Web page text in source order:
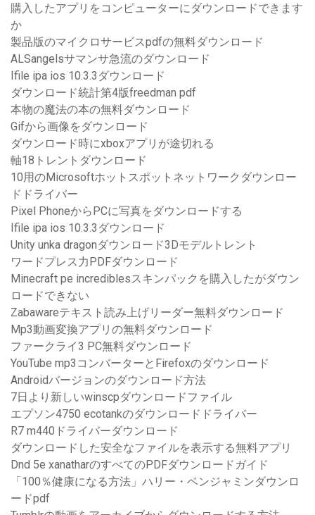
購入したアプリをコンピューターにダウンロードできます
か
製品版のマイクロサービスpdfの無料ダウンロード
ALSangelsサマンサ急流のダウンロード
Ifile ipa ios 10.3.3ダウンロード
ダウンロード統計第4版freedman pdf
本物の魔法の本の無料ダウンロード
Gifから画像をダウンロード
ダウンロード時にxboxアプリが途切れる
軸18トレントダウンロード
10用のMicrosoftホットスポットネットワークダウンロー
ドドライバー
Pixel PhoneからPCに写真をダウンロードする
Ifile ipa ios 10.3.3ダウンロード
Unity unka dragonダウンロード3Dモデルトレント
ワードプレス力PDFダウンロード
Minecraft pe incrediblesスキンパックを購入したがダウン
ロードできない
Zabawareテキスト読み上げリーダー無料ダウンロード
Mp3動画変換アプリの無料ダウンロード
ファークライ3 PC無料ダウンロード
YouTube mp3コンバーターとFirefoxのダウンロード
Androidバージョンのダウンロード方法
7日より新しいwinscpダウンロードファイル
エプソン4750 ecotankのダウンロードドライバー
R7 m440ドライバーダウンロード
ダウンロードした安全なファイルを表示する無料アプリ
Dnd 5e xanatharのすべてのPDFダウンロードガイド
「100％健康になる方法」ハリー・ベンジャミンダウンロ
ードpdf